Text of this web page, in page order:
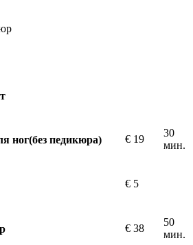
ног(без педикюра) € 19
30
мин.
€ 5
€ 38
50
мин.